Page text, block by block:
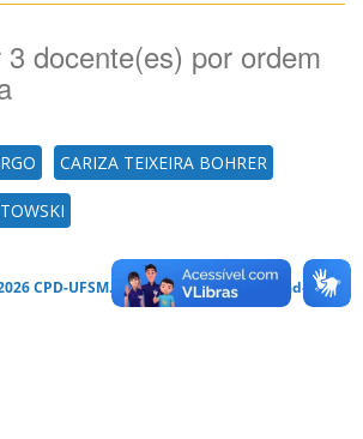
docente(es) por ordem
CARIZA TEIXEIRA BOHRER
CPD-UFSM. Todos os direitos reservados.